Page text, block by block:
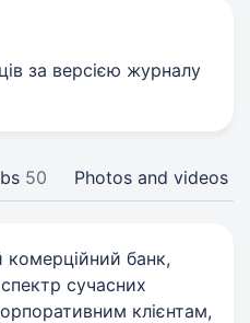
за версією журналу
50 Photos and videos
банк,
сучасних
клієнтам,